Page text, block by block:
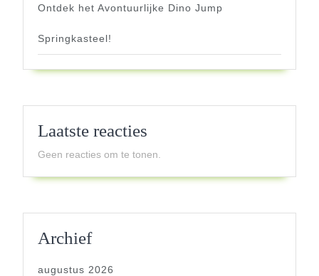
Ontdek het Avontuurlijke Dino Jump
Springkasteel!
Laatste reacties
Geen reacties om te tonen.
Archief
augustus 2026